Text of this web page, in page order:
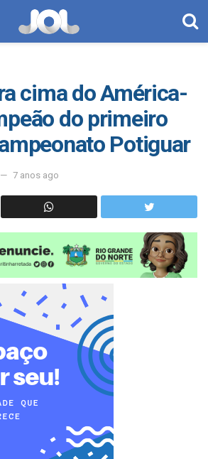
cima do América-
do primeiro
Potiguar
7 anos ago